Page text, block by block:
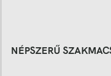
NÉPSZERŰ